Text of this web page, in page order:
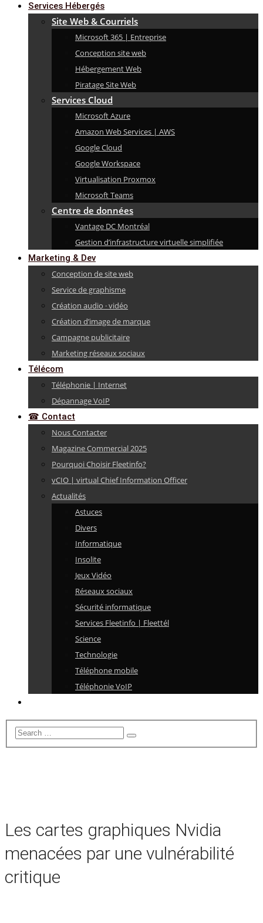
Services Hébergés
Site Web & Courriels
Microsoft 365 | Entreprise
Conception site web
Hébergement Web
Piratage Site Web
Services Cloud
Microsoft Azure
Amazon Web Services | AWS
Google Cloud
Google Workspace
Virtualisation Proxmox
Microsoft Teams
Centre de données
Vantage DC Montréal
Gestion d’infrastructure virtuelle simplifiée
Marketing & Dev
Conception de site web
Service de graphisme
Création audio · vidéo
Création d’image de marque
Campagne publicitaire
Marketing réseaux sociaux
Télécom
Téléphonie | Internet
Dépannage VoIP
☎ Contact
Nous Contacter
Magazine Commercial 2025
Pourquoi Choisir Fleetinfo?
vCIO | virtual Chief Information Officer
Actualités
Astuces
Divers
Informatique
Insolite
Jeux Vidéo
Réseaux sociaux
Sécurité informatique
Services Fleetinfo | Fleettél
Science
Technologie
Téléphone mobile
Téléphonie VoIP
Les cartes graphiques Nvidia
menacées par une vulnérabilité
critique